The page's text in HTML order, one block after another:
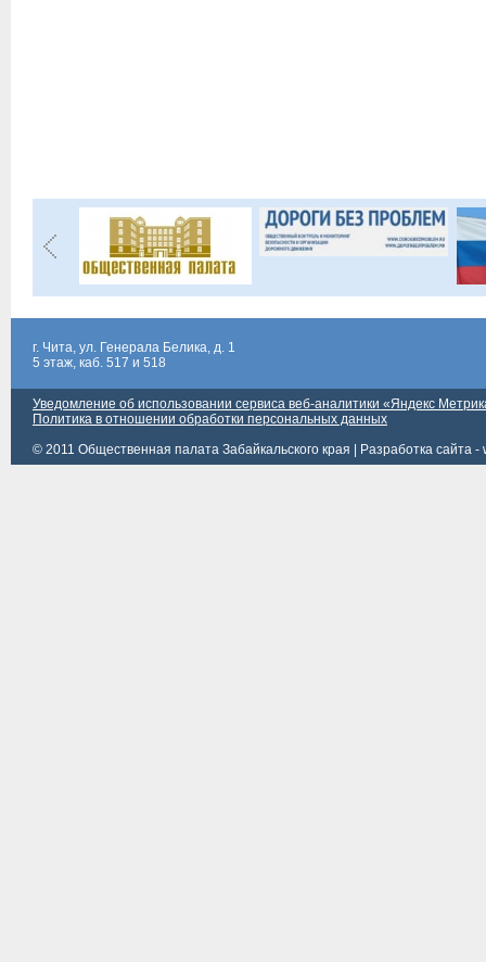
г. Чита, ул. Генерала Белика, д. 1
5 этаж, каб. 517 и 518
Уведомление об использовании сервиса веб-аналитики «Яндекс
Политика в отношении обработки персональных данных
© 2011 Общественная палата Забайкальского края |
Разработка сайта -